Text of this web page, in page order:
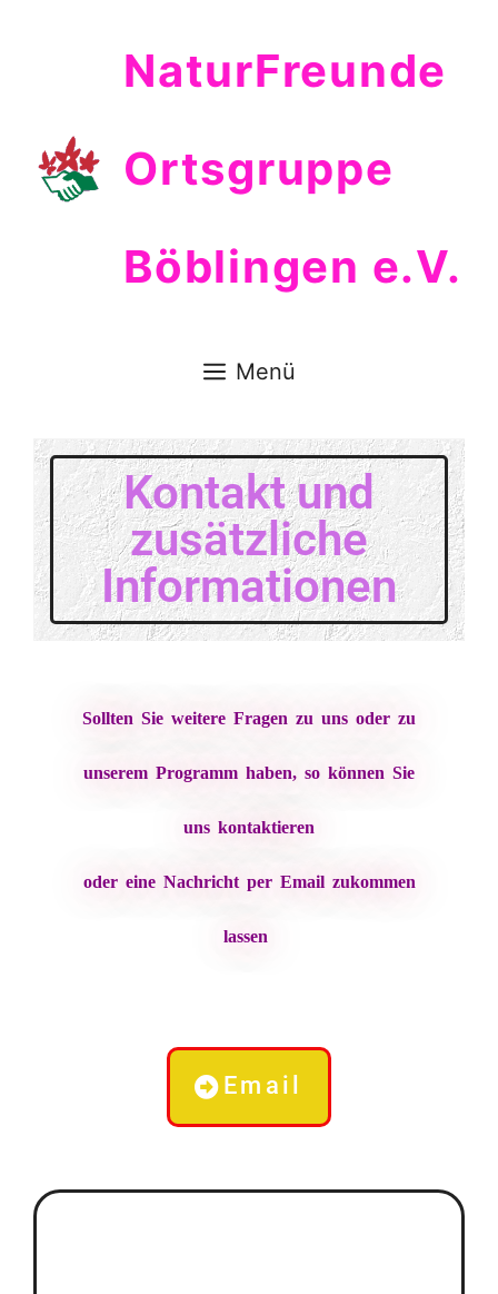
NaturFreunde
Ortsgruppe
Böblingen e.V.
Menü
Kontakt und
zusätzliche
Informationen
Sollten Sie weitere Fragen zu uns oder zu
unserem Programm haben, so können Sie
uns kontaktieren
oder eine Nachricht per Email zukommen
lassen
Email